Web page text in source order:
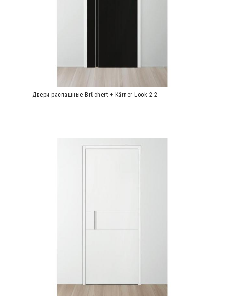
Двери распашные Brüchert + Kärner Look 2.2